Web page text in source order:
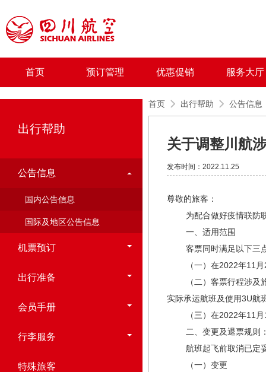
首页 预订管理 优惠促销 服务大厅
出行帮助
公告信息
国内公告信息
国际及地区公告信息
机票预订
出行准备
会员手册
行李服务
特殊旅客
首页 出行帮助 公告信息
关于调整川航
发布时间：2022.11.25
尊敬的旅客：
为配合做好疫情联防联
一、适用范围
客票同时满足以下三
（一）在2022年11月
（二）客票行程涉及旅
实际承运航班及使用3U航
（三）在2022年11月
二、变更及退票规则
航班起飞前取消已定妥
（一）变更